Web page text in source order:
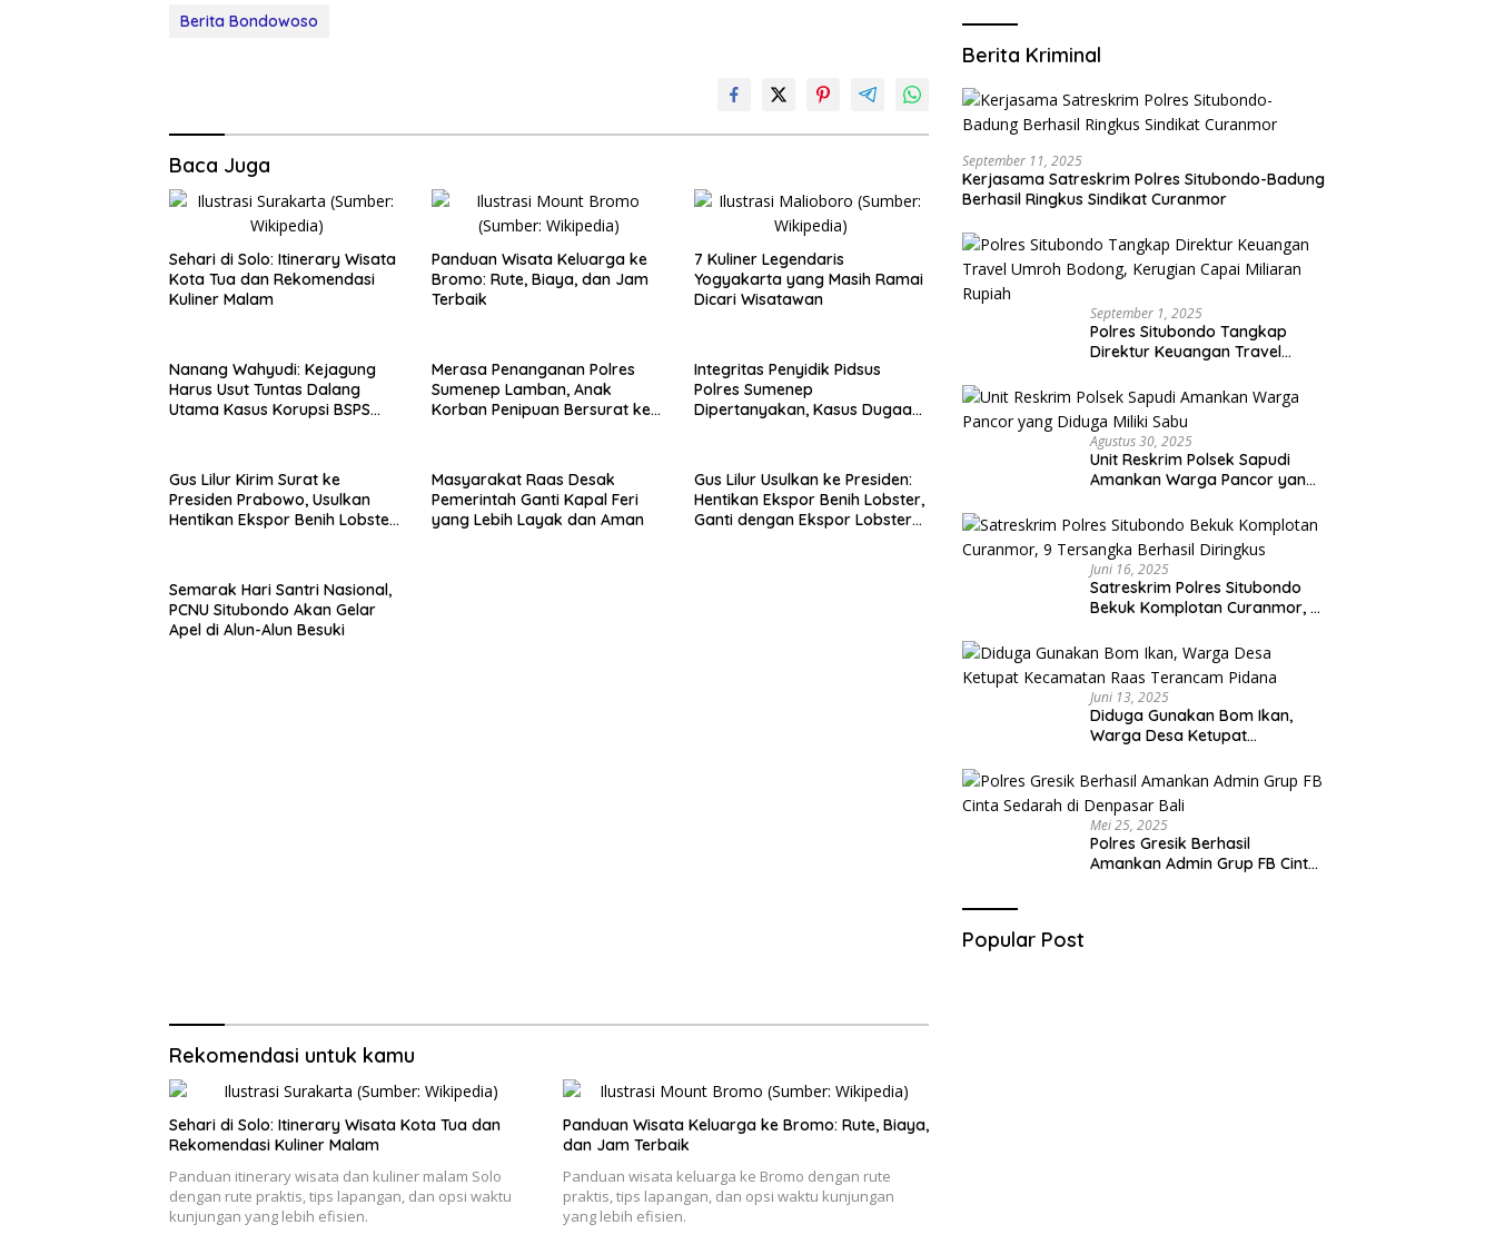
Berita Bondowoso
Baca Juga
Sehari di Solo: Itinerary Wisata
Kota Tua dan Rekomendasi
Kuliner Malam
Panduan Wisata Keluarga ke
Bromo: Rute, Biaya, dan Jam
Terbaik
7 Kuliner Legendaris
Yogyakarta yang Masih Ramai
Dicari Wisatawan
Nanang Wahyudi: Kejagung
Harus Usut Tuntas Dalang
Utama Kasus Korupsi BSPS
Merasa Penanganan Polres
Sumenep Lamban, Anak
Korban Penipuan Bersurat ke
Integritas Penyidik Pidsus
Polres Sumenep
Dipertanyakan, Kasus Dugaan
Gus Lilur Kirim Surat ke
Presiden Prabowo, Usulkan
Hentikan Ekspor Benih Lobster
Masyarakat Raas Desak
Pemerintah Ganti Kapal Feri
yang Lebih Layak dan Aman
Gus Lilur Usulkan ke Presiden:
Hentikan Ekspor Benih Lobster,
Ganti dengan Ekspor Lobster
Semarak Hari Santri Nasional,
PCNU Situbondo Akan Gelar
Apel di Alun-Alun Besuki
Rekomendasi untuk kamu
Sehari di Solo: Itinerary Wisata Kota Tua dan
Rekomendasi Kuliner Malam
Panduan itinerary wisata dan kuliner malam Solo
dengan rute praktis, tips lapangan, dan opsi waktu
kunjungan yang lebih efisien.
Panduan Wisata Keluarga ke Bromo: Rute, Biaya,
dan Jam Terbaik
Panduan wisata keluarga ke Bromo dengan rute
praktis, tips lapangan, dan opsi waktu kunjungan
yang lebih efisien.
Berita Kriminal
September 11, 2025
Kerjasama Satreskrim Polres Situbondo-Badung
Berhasil Ringkus Sindikat Curanmor
September 1, 2025
Polres Situbondo Tangkap
Direktur Keuangan Travel
Capai Miliaran Rupiah
Agustus 30, 2025
Unit Reskrim Polsek Sapudi
Amankan Warga Pancor yang
Juni 16, 2025
Satreskrim Polres Situbondo
Bekuk Komplotan Curanmor, 9
Juni 13, 2025
Diduga Gunakan Bom Ikan,
Warga Desa Ketupat
Pidana
Mei 25, 2025
Polres Gresik Berhasil
Amankan Admin Grup FB Cinta
Popular Post